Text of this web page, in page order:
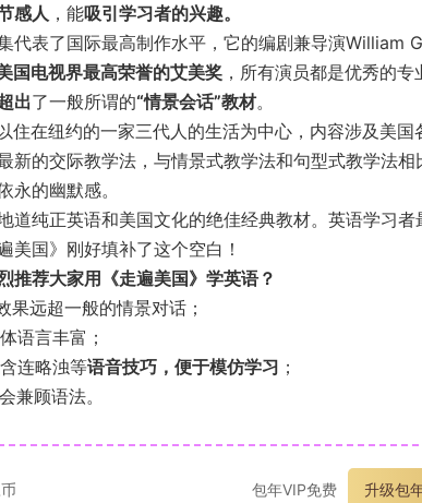
感人 ，能吸引学习者的兴趣。
代表了国际最高制作水平，它的编剧兼导演William
国电视界最高荣誉的艾美奖 ，所有演员都是优秀的
出了一般所谓的“情景会话”教材。
住在纽约的一家三代人的生活为中心，内容涉及美
新的交际教学法，与情景式教学法和句型式教学法相
永的幽默感。
道纯正英语和美国文化的绝佳经典教材。英语学习
美国》刚好填补了这个空白！
推荐大家用《走遍美国》学英语？
果远超一般的情景对话；
语言丰富；
连略浊等语音技巧，便于模仿学习 ；
兼顾语法。
包年VIP免费 升级包